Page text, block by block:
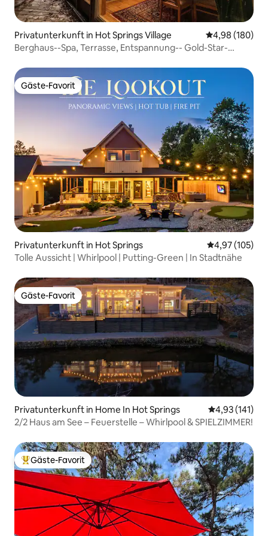
Privatunterkunft in Hot Springs Village
4,98 (180)
Berghaus--Spa, Terrasse, Entspannung-- Gold-Star-
Gäste-Favorit
Gäste-Favorit
Privatunterkunft in Hot Springs
4,97 (105)
Tolle Aussicht | Whirlpool | Putting-Green | In Stadtnähe
Gäste-Favorit
Gäste-Favorit
Privatunterkunft in Home In Hot Springs
4,93 (141)
2/2 Haus am See – Feuerstelle – Whirlpool & SPIELZIMMER!
Beliebter Gäste-Favorit.
Gäste-Favorit